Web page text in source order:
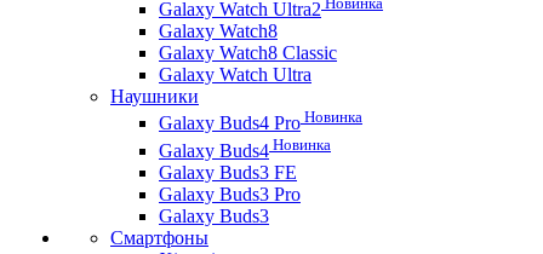
Galaxy Watch Ultra2
Galaxy Watch8
Galaxy Watch8 Classic
Galaxy Watch Ultra
Наушники
Galaxy Buds4 Pro Новинка
Galaxy Buds4 Новинка
Galaxy Buds3 FE
Galaxy Buds3 Pro
Galaxy Buds3
Смартфоны